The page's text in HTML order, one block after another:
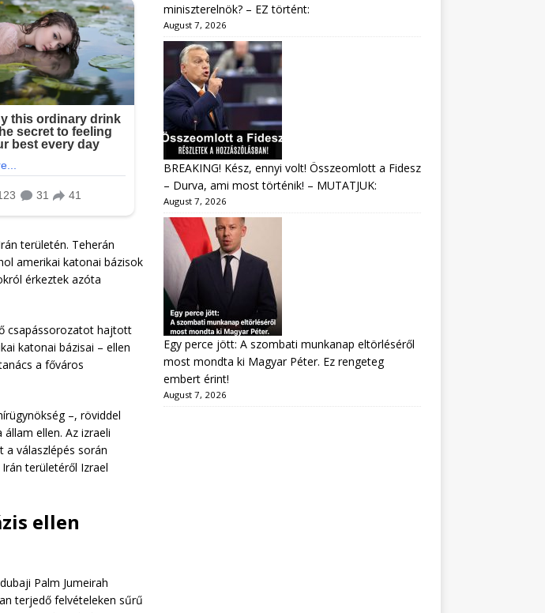
területén. Teherán
amerikai katonai bázisok
érkeztek azóta
csapássorozatot hajtott
katonai bázisai – ellen
a főváros
–, röviddel
ellen. Az izraeli
a válaszlépés során
területéről Izrael
ellen
Palm Jumeirah
terjedő felvételeken sűrű
miniszterelnök? – EZ történt:
August 7, 2026
BREAKING! Kész, ennyi volt! Összeomlott a Fidesz
– Durva, ami most történik! – MUTATJUK:
August 7, 2026
Egy perce jött: A szombati munkanap eltörléséről
most mondta ki Magyar Péter. Ez rengeteg
embert érint!
August 7, 2026